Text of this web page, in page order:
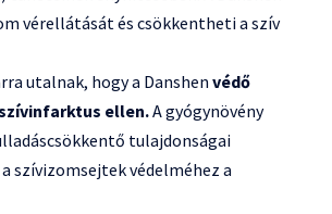
vérellátását és csökkentheti a szív
utalnak, hogy a Danshen védő
ellen.A gyógynövény
tulajdonságai
szívizomsejtek védelméhez a